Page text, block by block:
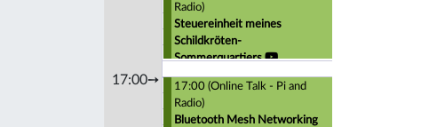
17:00➙
Radio)
Steuereinheit meines
Schildkröten-
Sommerquartiers
Wenn die Automatisierung des
Schildkrötengeheges besser
ist als in modernen Häusern....
17:00 (Online Talk - Pi and
Radio)
Bluetooth Mesh Networking